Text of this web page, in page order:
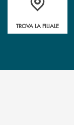
TROVA LA FILIALE